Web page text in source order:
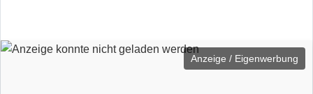
Anzeige / Eigenwerbung